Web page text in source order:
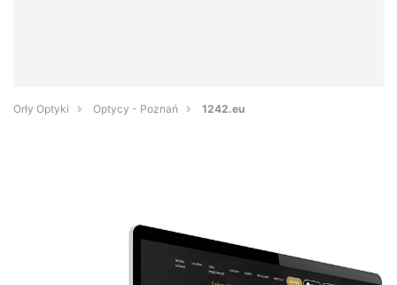
Orły Optyki Optycy - Poznań 1242.eu